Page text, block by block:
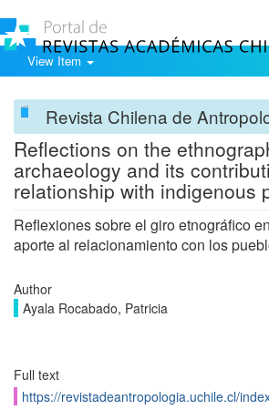
View Item
Revista Chilena de
Reflections on the
archaeology and its
relationship with indigenous
Reflexiones sobre el giro etnográfico
aporte al relacionamiento con los
Author
Ayala Rocabado, Patricia
Full text
https://revistadeantropologia.uchile.cl/